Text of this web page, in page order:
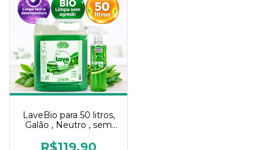
LaveBio para 50 litros,
Galão , Neutro , sem